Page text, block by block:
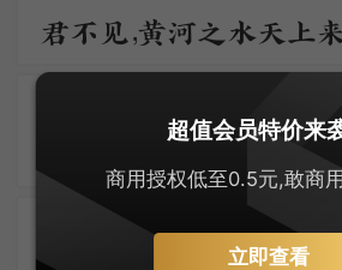
安景臣手书仿宋 零售字体
超值会员特价来
商用授权低至0.5元,敢商
立即查看